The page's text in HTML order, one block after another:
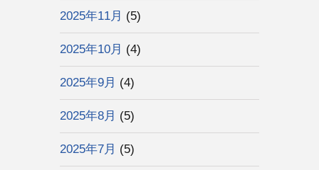
2025年11月 (5)
2025年10月 (4)
2025年9月 (4)
2025年8月 (5)
2025年7月 (5)